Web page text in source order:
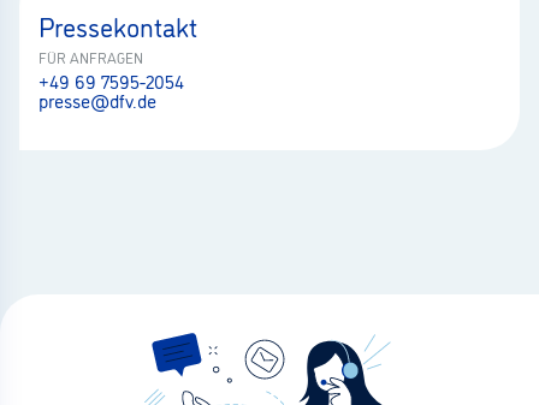
Pressekontakt
FÜR ANFRAGEN
+49 69 7595-2054
presse@dfv.de